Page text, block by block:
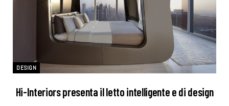
DESIGN
Hi-Interiors presenta il letto intelligente e di design